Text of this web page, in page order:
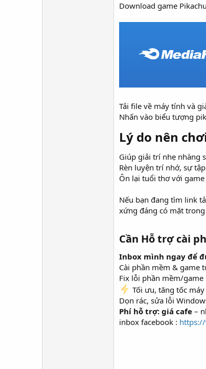
Download game
Tải file về máy tính và
Nhấn vào biểu tượng
Lý do nên
Giúp giải trí nhẹ nhàng
Rèn luyện trí nhớ, sự
Ôn lại tuổi thơ với
Nếu bạn đang tìm link
xứng đáng có mặt
Cần Hỗ trợ cài
Inbox mình ngay để
Cài phần mềm & game
Fix lỗi phần mềm/game
Tối ưu, tăng tốc
Dọn rác, sửa lỗi
Phí hỗ trợ: giá cafe –
inbox facebook :